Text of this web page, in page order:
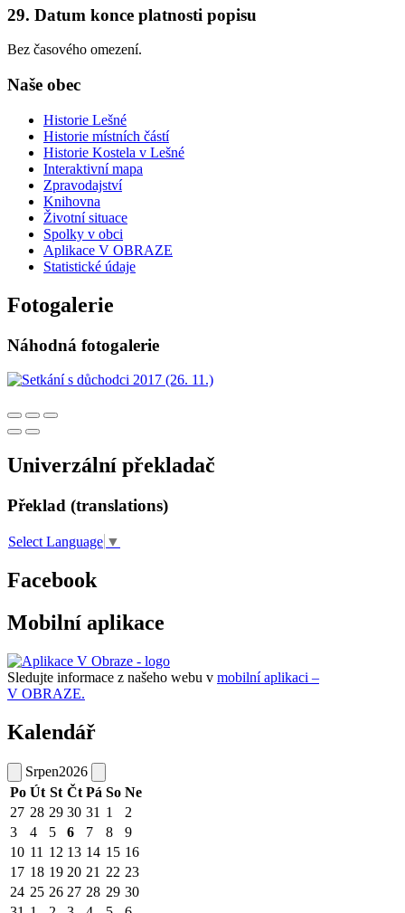
29. Datum konce platnosti popisu
Bez časového omezení.
Naše obec
Historie Lešné
Historie místních částí
Historie Kostela v Lešné
Interaktivní mapa
Zpravodajství
Knihovna
Životní situace
Spolky v obci
Aplikace V OBRAZE
Statistické údaje
Fotogalerie
Náhodná fotogalerie
Univerzální překladač
Překlad (translations)
Select Language ▼
Facebook
Mobilní aplikace
Sledujte informace z našeho webu v mobilní aplikaci –
V OBRAZE.
Kalendář
Srpen2026
Po Út St Čt Pá So Ne
27 28 29 30 31 1
2
3
4 5 6 7 8
9
10 11 12 13 14 15 16
17 18 19 20 21 22 23
24 25 26 27 28 29 30